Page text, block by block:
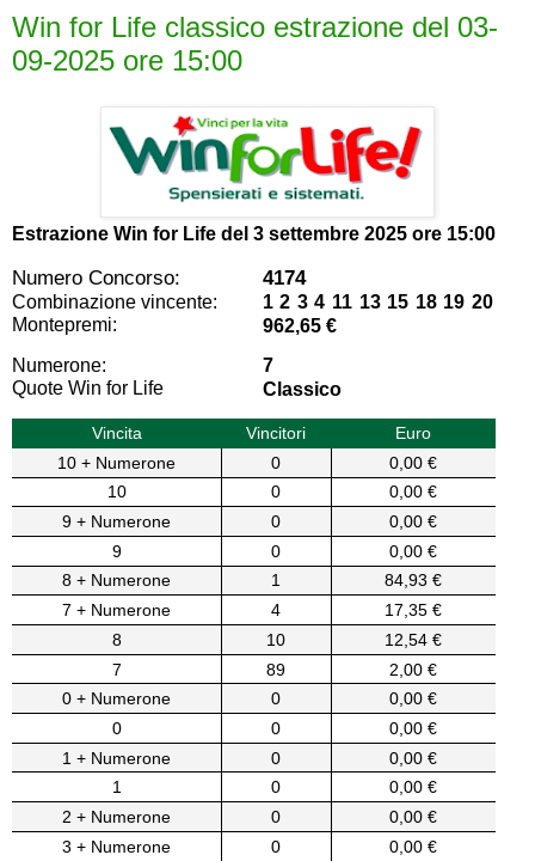
Win for Life classico estrazione del 03-
09-2025 ore 15:00
Estrazione Win for Life del 3 settembre 2025 ore 15:00
Numero Concorso: 4174
Combinazione vincente:
1 2 3 4 11 13 15 18 19 20
Montepremi:
962,65 €
Numerone:
7
Quote Win for Life
Classico
Vincita Vincitori
Euro
10 + Numerone
0
0,00 €
10
0
0,00 €
9 + Numerone
0
0,00 €
9
0
0,00 €
8 + Numerone
1
84,93 €
7 + Numerone
4
17,35 €
8
10
12,54 €
7
89
2,00 €
0 + Numerone
0
0,00 €
0
0
0,00 €
1 + Numerone
0
0,00 €
1
0
0,00 €
2 + Numerone
0
0,00 €
3 + Numerone
0
0,00 €